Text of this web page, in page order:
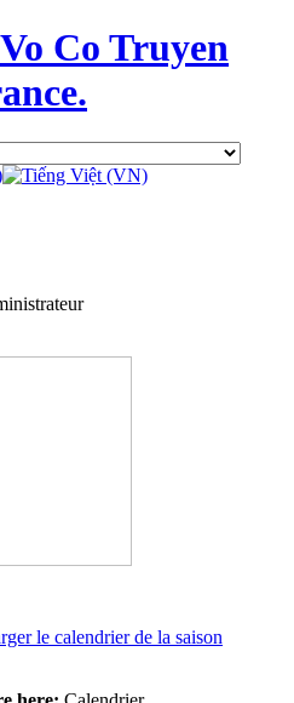
Co Truyen
le calendrier de la saison